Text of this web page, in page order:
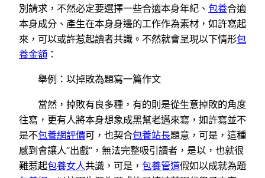
別請求，不然必定要選擇一些合適本身年紀、 包養合適
本身成分、產生在本身身邊的工作作為素材，如許寫起
來，可以或許惹起讀者共識。不然就會呈現以下情形包
養金額 ：
舉例：以掉敗為題寫一篇作文
當然，掉敗有良多種，有的則是從生意掉敗的角度
往寫，更有人將本身想象成黑幫老邁來寫，如許寫並不
是不包養網評價可，也契合包養站長題意，可是，這種
感到會讓人“出戲”，無法完整吸引讀者，是以，也就很
難惹起包養女人共識，可是， 包養管道假如以成就為題